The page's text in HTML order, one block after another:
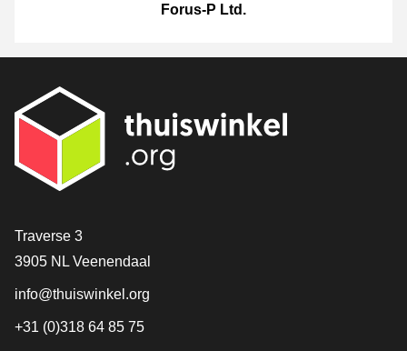
Forus-P Ltd.
Contact
Traverse 3
3905 NL Veenendaal
info@thuiswinkel.org
+31 (0)318 64 85 75